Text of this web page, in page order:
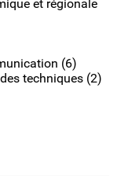
et régionale
(6)
techniques (2)